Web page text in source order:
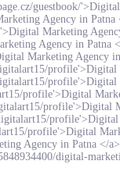
guestbook/
Agency in Patna
Marketing
Agency in Patna
Marketing Agency in
profile'>Digital
profile'>Digital
profile'>Digital
profile'>Digital
profile'>Digital
Agency in Patna </a>
digital-